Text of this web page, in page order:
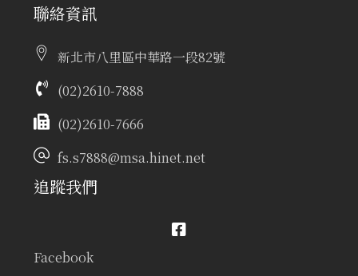
聯絡資訊
新北市八里區中華路一段82號
(02)2610-7888
(02)2610-7666
fs.s7888@msa.hinet.net
追蹤我們
Facebook